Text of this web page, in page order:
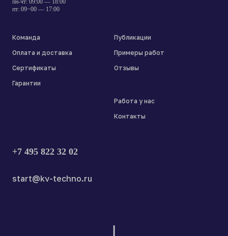
пн-чт: 09:00 — 18:00
пт: 09−00 — 17:00
Команда
Оплата и доставка
Сертификаты
Гарантии
Публикации
Примеры работ
Отзывы
Работа у нас
Контакты
+7 495 822 32 02
start@kv-techno.ru